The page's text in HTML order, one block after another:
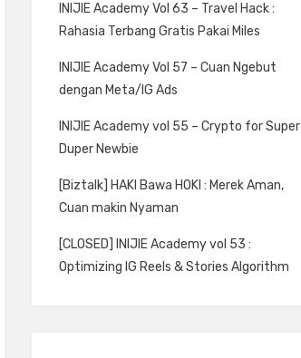
INIJIE Academy Vol 63 – Travel Hack :
Rahasia Terbang Gratis Pakai Miles
INIJIE Academy Vol 57 – Cuan Ngebut
dengan Meta/IG Ads
INIJIE Academy vol 55 – Crypto for Super
Duper Newbie
[Biztalk] HAKI Bawa HOKI : Merek Aman,
Cuan makin Nyaman
[CLOSED] INIJIE Academy vol 53 :
Optimizing IG Reels & Stories Algorithm